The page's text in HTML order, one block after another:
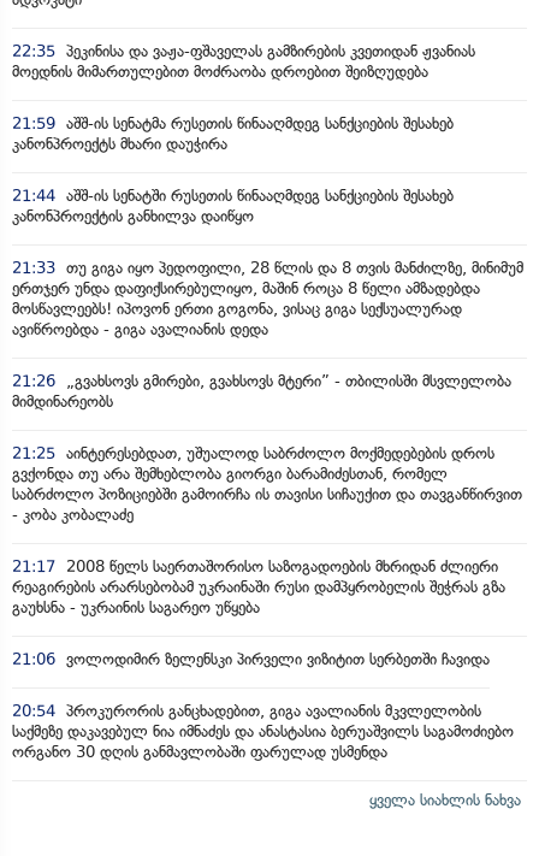
22:35 პეკინისა და ვაჟა-ფშაველას გამზირების კვეთიდან ჟვანიას
მოედნის მიმართულებით მოძრაობა დროებით შეიზღუდება
21:59 აშშ-ის სენატმა რუსეთის წინააღმდეგ სანქციების შესახებ
კანონპროექტს მხარი დაუჭირა
21:44 აშშ-ის სენატში რუსეთის წინააღმდეგ სანქციების შესახებ
კანონპროექტის განხილვა დაიწყო
21:33 თუ გიგა იყო პედოფილი, 28 წლის და 8 თვის მანძილზე, მინიმუმ
ერთჯერ უნდა დაფიქსირებულიყო, მაშინ როცა 8 წელი ამზადებდა
მოსწავლეებს! იპოვონ ერთი გოგონა, ვისაც გიგა სექსუალურად
ავიწროებდა - გიგა ავალიანის დედა
21:26
„გვახსოვს გმირები, გვახსოვს მტერი” - თბილისში მსვლელობა
მიმდინარეობს
21:25 აინტერესებდათ, უშუალოდ საბრძოლო მოქმედებების დროს
გვქონდა თუ არა შემხებლობა გიორგი ბარამიძესთან, რომელ
საბრძოლო პოზიციებში გამოირჩა ის თავისი სიჩაუქით და თავგანწირვით
- კობა კობალაძე
21:17
2008 წელს საერთაშორისო საზოგადოების მხრიდან ძლიერი
რეაგირების არარსებობამ უკრაინაში რუსი დამპყრობელის შეჭრას გზა
გაუხსნა - უკრაინის საგარეო უწყება
21:06 ვოლოდიმირ ზელენსკი პირველი ვიზიტით სერბეთში ჩავიდა
20:54 პროკურორის განცხადებით, გიგა ავალიანის მკვლელობის
საქმეზე დაკავებულ ნია იმნაძეს და ანასტასია ბერუაშვილს საგამოძიებო
ორგანო 30 დღის განმავლობაში ფარულად უსმენდა
ყველა სიახლის ნახვა